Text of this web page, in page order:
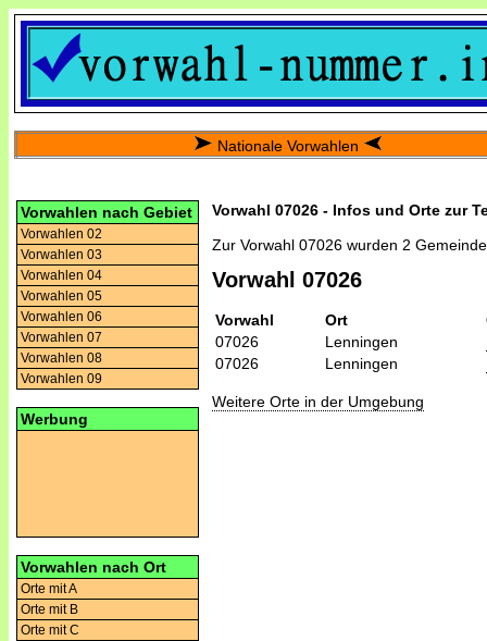
Nationale Vorwahlen
Vorwahlen nach Gebiet
Vorwahlen 02
Vorwahlen 03
Vorwahlen 04
Vorwahlen 05
Vorwahlen 06
Vorwahlen 07
Vorwahlen 08
Vorwahlen 09
Werbung
Vorwahlen nach Ort
Orte mit A
Orte mit B
Orte mit C
Vorwahl 07026 - Infos und Orte zur
Zur Vorwahl 07026 wurden 2
Vorwahl 07026
Vorwahl Ort
07026
Lenningen
07026
Lenningen
Weitere Orte in der Umgebung